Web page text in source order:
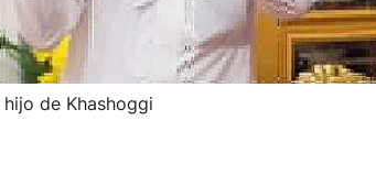
de Khashoggi